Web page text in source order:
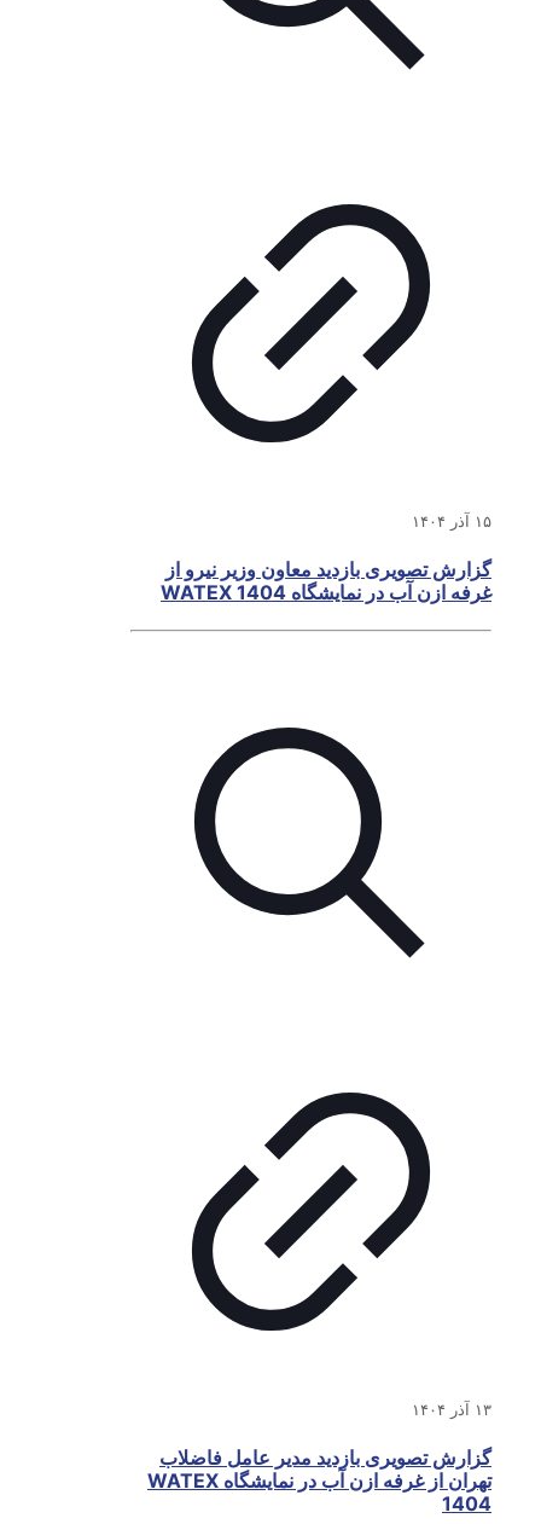
گزارش تصویری بازدید معاون وزیر نیرو از
غرفه ازن آب در نمایشگاه WATEX 1404
گزارش تصویری بازدید مدیر عامل فاضلاب‌
تهران از غرفه ازن آب در نمایشگاه WATEX
1404